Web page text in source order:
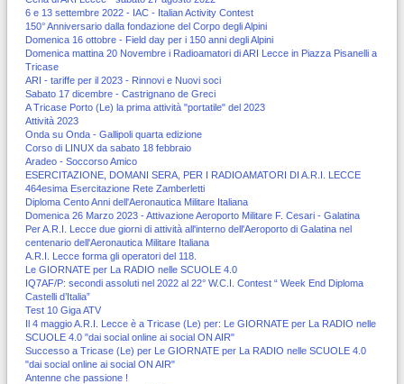
6 e 13 settembre 2022 - IAC - Italian Activity Contest
150° Anniversario dalla fondazione del Corpo degli Alpini
Domenica 16 ottobre - Field day per i 150 anni degli Alpini
Domenica mattina 20 Novembre i Radioamatori di ARI Lecce in Piazza Pisanelli a
Tricase
ARI - tariffe per il 2023 - Rinnovi e Nuovi soci
Sabato 17 dicembre - Castrignano de Greci
A Tricase Porto (Le) la prima attività "portatile" del 2023
Attività 2023
Onda su Onda - Gallipoli quarta edizione
Corso di LINUX da sabato 18 febbraio
Aradeo - Soccorso Amico
ESERCITAZIONE, DOMANI SERA, PER I RADIOAMATORI DI A.R.I. LECCE
464esima Esercitazione Rete Zamberletti
Diploma Cento Anni dell'Aeronautica Militare Italiana
Domenica 26 Marzo 2023 - Attivazione Aeroporto Militare F. Cesari - Galatina
Per A.R.I. Lecce due giorni di attività all'interno dell'Aeroporto di Galatina nel
centenario dell'Aeronautica Militare Italiana
A.R.I. Lecce forma gli operatori del 118.
Le GIORNATE per La RADIO nelle SCUOLE 4.0
IQ7AF/P: secondi assoluti nel 2022 al 22° W.C.I. Contest “ Week End Diploma
Castelli d’Italia”
Test 10 Giga ATV
Il 4 maggio A.R.I. Lecce è a Tricase (Le) per: Le GIORNATE per La RADIO nelle
SCUOLE 4.0 "dai social online ai social ON AIR"
Successo a Tricase (Le) per Le GIORNATE per La RADIO nelle SCUOLE 4.0
"dai social online ai social ON AIR"
Antenne che passione !